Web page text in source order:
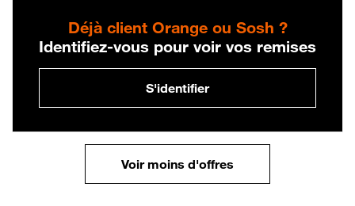
Déjà client Orange ou Sosh ?
Identifiez-vous pour voir vos remises
S'identifier
Voir moins d'offres